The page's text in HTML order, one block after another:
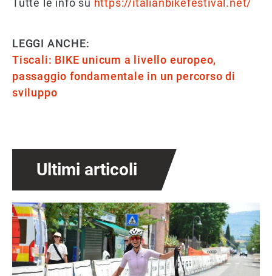
Tutte le info su https://italianbikefestival.net/
LEGGI ANCHE:
Tiscali: BIKE unicum a livello europeo,
passaggio fondamentale in un percorso di
sviluppo
Ultimi articoli
Immagine